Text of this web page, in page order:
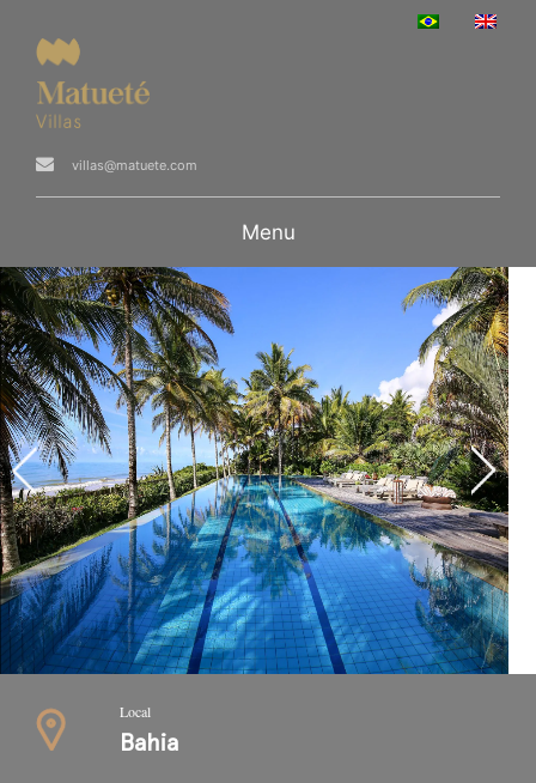
villas@matuete.com
Menu
Local
Bahia